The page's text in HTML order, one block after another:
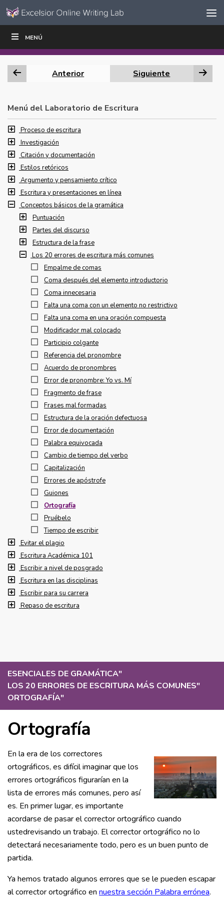
Ir al contenido
navegación
MENÚ
ESENCIALES DE GRAMÁTICA"
LOS 20 ERRORES DE ESCRITURA MÁS COMUNES"
ORTOGRAFÍA"
Ortografía
En la era de los correctores
ortográficos, es difícil imaginar que los
errores ortográficos figurarían en la
lista de errores más comunes, pero así
es. En primer lugar, es importante
acordarse de pasar el corrector ortográfico cuando
ustedrevisando un trabajo. El corrector ortográfico no lo
detectará necesariamente todo, pero es un buen punto de
partida.
Ya hemos tratado algunos errores que se le pueden escapar
al corrector ortográfico en nuestra sección Palabra errónea.
ESCRIBIR
Anterior Siguiente
Menú del Laboratorio de Escritura
Proceso de escritura
Investigación
Citación y documentación
Estilos retóricos
Argumento y pensamiento crítico
Escritura y presentaciones en línea
Conceptos básicos de la gramática
Puntuación
Partes del discurso
Estructura de la frase
Los 20 errores de escritura más comunes
Empalme de comas
Coma después del elemento introductorio
Coma innecesaria
Falta una coma con un elemento no restrictivo
Falta una coma en una oración compuesta
Modificador mal colocado
Participio colgante
Referencia del pronombre
Acuerdo de pronombres
Error de pronombre: Yo vs. Mí
Fragmento de frase
Frases mal formadas
Estructura de la oración defectuosa
Error de documentación
Palabra equivocada
Cambio de tiempo del verbo
Capitalización
Errores de apóstrofe
Guiones
Ortografía
Pruébelo
Tiempo de escribir
Evitar el plagio
Escritura Académica 101
Escribir a nivel de posgrado
Escritura en las disciplinas
Escribir para su carrera
Repaso de escritura